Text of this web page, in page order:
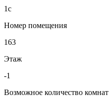
1с
Номер помещения
163
Этаж
-1
Возможное количество комнат